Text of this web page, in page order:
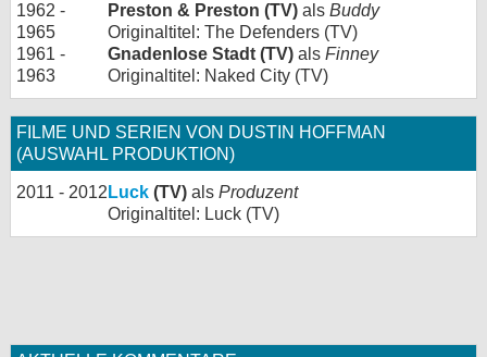
1962 -
1965
Preston & Preston (TV) als Buddy
Originaltitel: The Defenders (TV)
1961 -
1963
Gnadenlose Stadt (TV) als Finney
Originaltitel: Naked City (TV)
FILME UND SERIEN VON DUSTIN HOFFMAN
(AUSWAHL PRODUKTION)
2011 - 2012 Luck (TV) als Produzent
Originaltitel: Luck (TV)